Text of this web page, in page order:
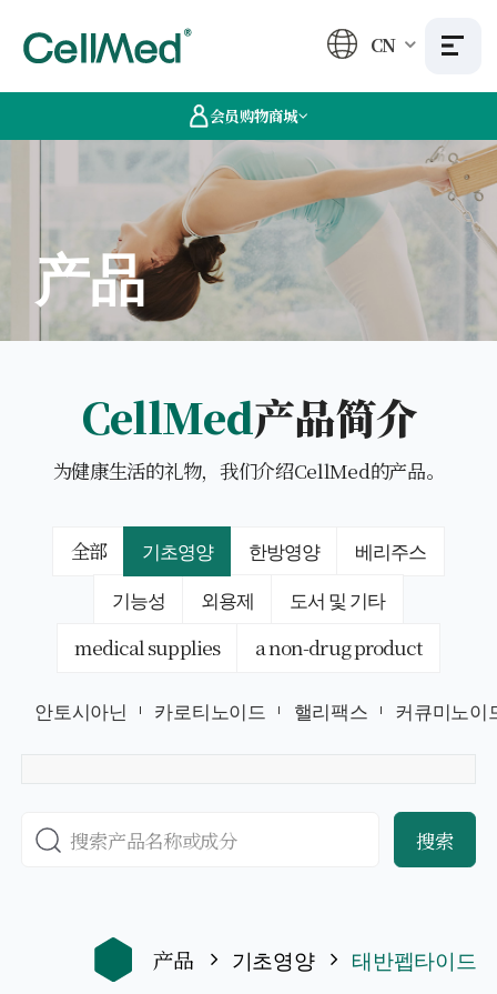
会员购物商城
CN
产品
CellMed产品简介
为健康生活的礼物，我们介绍CellMed的产品。
全部 기초영양 한방영양
베리주스
기능성
외용제
도서 및 기타
medical supplies
a non-drug product
안토시아닌 카로티노이드 핼리팩스 커큐미노이
搜索
产品 기초영양 태반펩타이드